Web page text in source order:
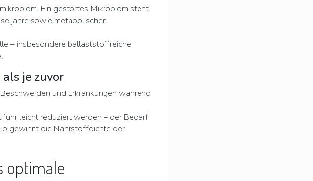
Ein gestörtes Mikrobiom steht
sowie metabolischen
– insbesondere ballaststoffreiche
je zuvor
und Erkrankungen während
leicht reduziert werden – der Bedarf
gewinnt die Nährstoffdichte der
optimale